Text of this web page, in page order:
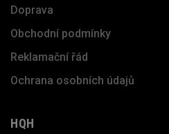
Doprava
Obchodní podmínky
Reklamační řád
Ochrana osobních údajů
HQH